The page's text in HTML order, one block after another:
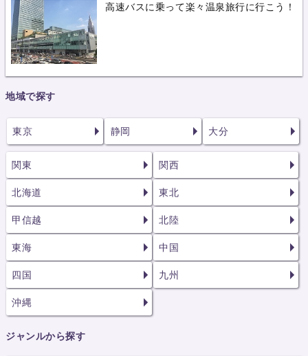
高速バスに乗って楽々温泉旅行に行こう！
地域で探す
東京 静岡 大分
関東 関西
北海道 東北
甲信越 北陸
東海 中国
四国 九州
沖縄
ジャンルから探す